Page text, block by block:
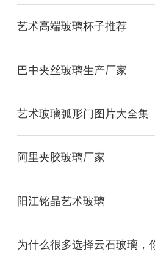
艺术高端玻璃杯子推荐
巴中夹丝玻璃生产厂家
艺术玻璃弧形门图片大全集
阿里夹胶玻璃厂家
阳江铭晶艺术玻璃